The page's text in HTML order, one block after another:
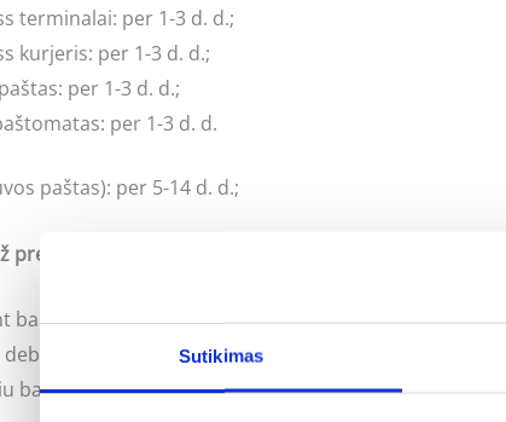
Sutikimas
terminalai: per 1-3 d. d.;
kurjeris: per 1-3 d. d.;
per 1-3 d. d.;
per 1-3 d. d.
paštas): per 5-14 d. d.;
banko internetinės bankininkystės sistemas;
kortele;
bankiniu pavedimu;